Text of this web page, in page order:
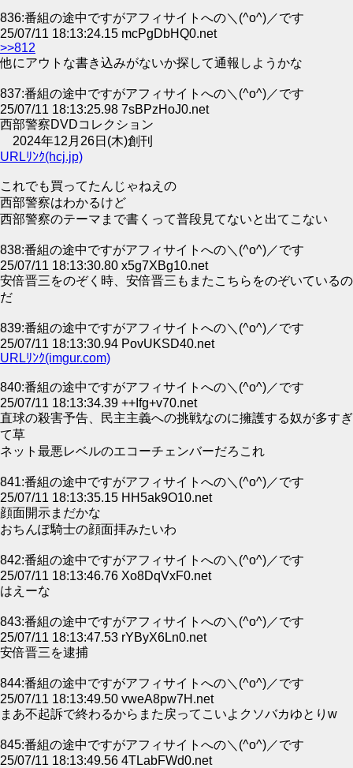
836:番組の途中ですがアフィサイトへの＼(^o^)／です
25/07/11 18:13:24.15 mcPgDbHQ0.net
>>812
他にアウトな書き込みがないか探して通報しようかな
837:番組の途中ですがアフィサイトへの＼(^o^)／です
25/07/11 18:13:25.98 7sBPzHoJ0.net
西部警察DVDコレクション
2024年12月26日(木)創刊
URLﾘﾝｸ(hcj.jp)
これでも買ってたんじゃねえの
西部警察はわかるけど
西部警察のテーマまで書くって普段見てないと出てこない
838:番組の途中ですがアフィサイトへの＼(^o^)／です
25/07/11 18:13:30.80 x5g7XBg10.net
安倍晋三をのぞく時、安倍晋三もまたこちらをのぞいているの
だ
839:番組の途中ですがアフィサイトへの＼(^o^)／です
25/07/11 18:13:30.94 PovUKSD40.net
URLﾘﾝｸ(imgur.com)
840:番組の途中ですがアフィサイトへの＼(^o^)／です
25/07/11 18:13:34.39 ++Ifg+v70.net
直球の殺害予告、民主主義への挑戦なのに擁護する奴が多すぎ
て草
ネット最悪レベルのエコーチェンバーだろこれ
841:番組の途中ですがアフィサイトへの＼(^o^)／です
25/07/11 18:13:35.15 HH5ak9O10.net
顔面開示まだかな
おちんぽ騎士の顔面拝みたいわ
842:番組の途中ですがアフィサイトへの＼(^o^)／です
25/07/11 18:13:46.76 Xo8DqVxF0.net
はえーな
843:番組の途中ですがアフィサイトへの＼(^o^)／です
25/07/11 18:13:47.53 rYByX6Ln0.net
安倍晋三を逮捕
844:番組の途中ですがアフィサイトへの＼(^o^)／です
25/07/11 18:13:49.50 vweA8pw7H.net
まあ不起訴で終わるからまた戻ってこいよクソバカゆとりw
845:番組の途中ですがアフィサイトへの＼(^o^)／です
25/07/11 18:13:49.56 4TLabFWd0.net